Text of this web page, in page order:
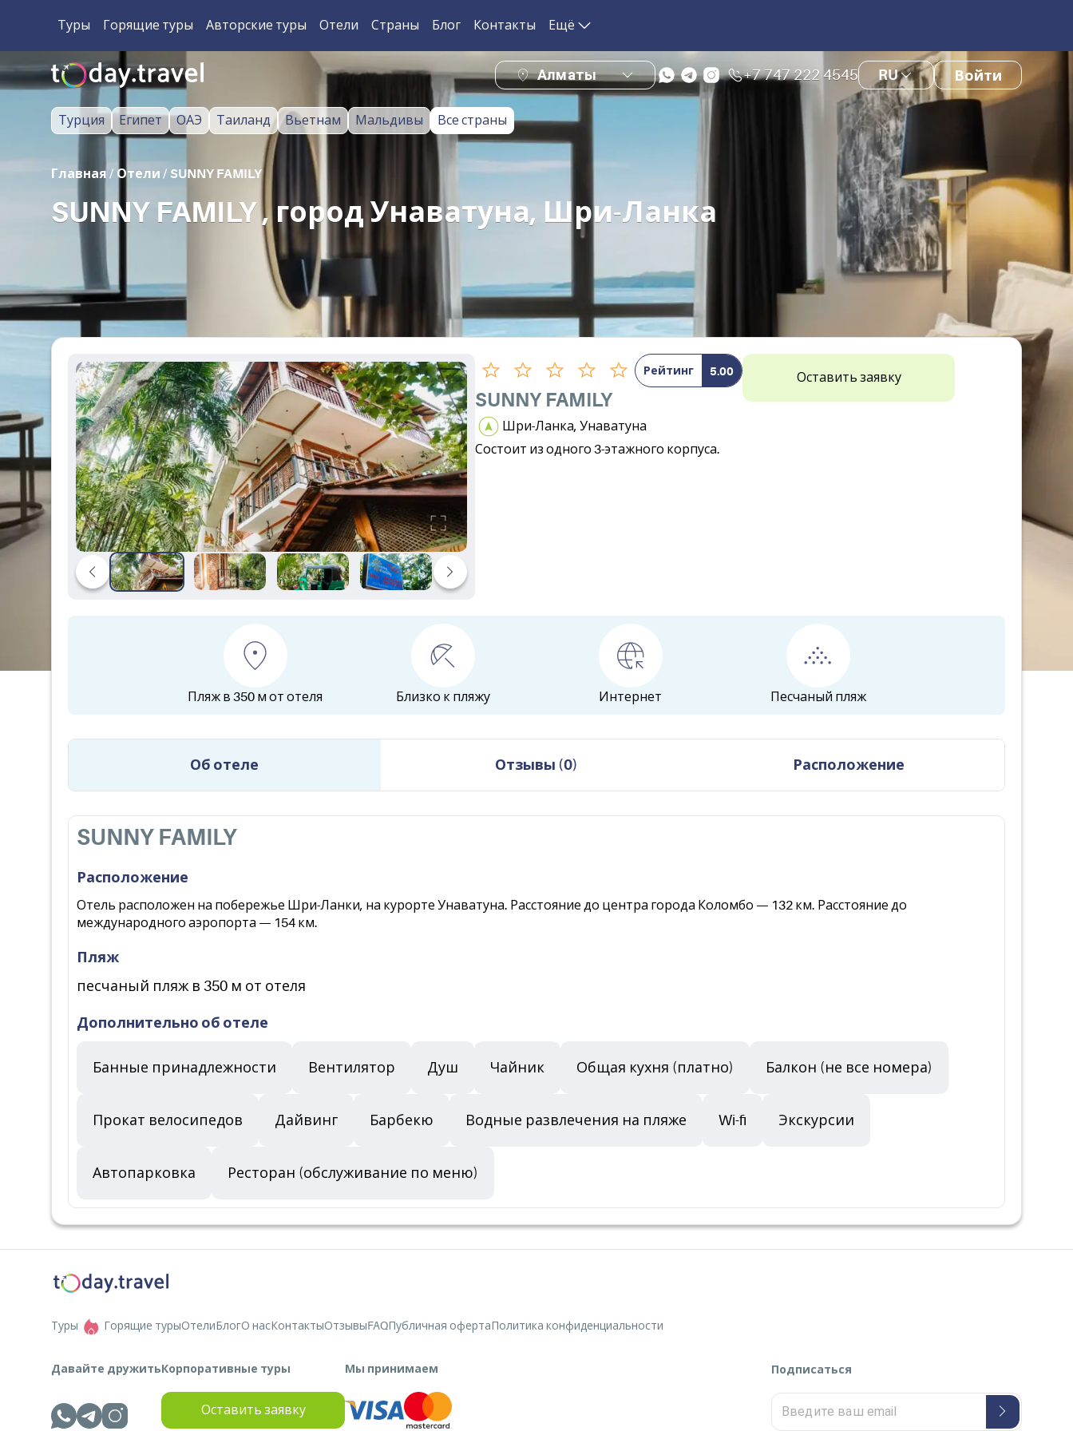
Туры Горящие туры Авторские туры Отели Страны Блог Контакты Ещё
Алматы +7 747 222 4545 RU Войти
Турция Египет ОАЭ Таиланд Вьетнам Мальдивы Все страны
Главная / Отели / SUNNY FAMILY
SUNNY FAMILY , город Унаватуна, Шри-Ланка
Рейтинг 5.00
SUNNY FAMILY
Шри-Ланка, Унаватуна
Состоит из одного 3-этажного корпуса.
Оставить заявку
Пляж в 350 м от отеля Близко к пляжу Интернет Песчаный пляж
Об отеле Отзывы (0) Расположение
SUNNY FAMILY
Расположение
Отель расположен на побережье Шри-Ланки, на курорте Унаватуна. Расстояние до центра города Коломбо — 132 км. Расстояние до
международного аэропорта — 154 км.
Пляж
песчаный пляж в 350 м от отеля
Дополнительно об отеле
Банные принадлежности Вентилятор Душ Чайник Общая кухня (платно) Балкон (не все номера)
Прокат велосипедов Дайвинг Барбекю Водные развлечения на пляже Wi-fi Экскурсии
Автопарковка Ресторан (обслуживание по меню)
Туры Горящие турыОтелиБлогО насКонтактыОтзывыFAQПубличная офертаПолитика конфиденциальности
Давайте дружитьКорпоративные туры
Оставить заявку
Мы принимаем Подписаться